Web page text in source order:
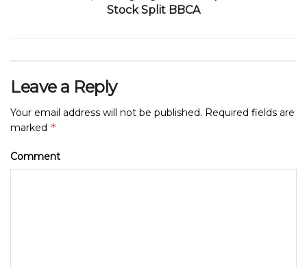
Stock Split BBCA
Leave a Reply
Your email address will not be published. Required fields are
marked *
Comment